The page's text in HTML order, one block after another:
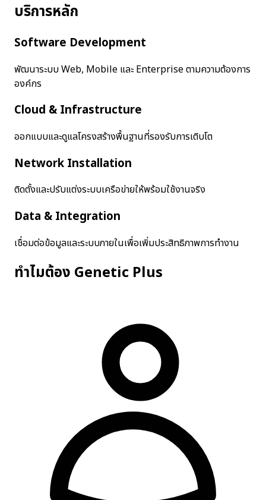
บริการหลัก
Software Development
พัฒนาระบบ Web, Mobile และ Enterprise ตามความต้องการ
องค์กร
Cloud & Infrastructure
ออกแบบและดูแลโครงสร้างพื้นฐานที่รองรับการเติบโต
Network Installation
ติดตั้งและปรับแต่งระบบเครือข่ายให้พร้อมใช้งานจริง
Data & Integration
เชื่อมต่อข้อมูลและระบบภายในเพื่อเพิ่มประสิทธิภาพการทำงาน
ทำไมต้อง Genetic Plus